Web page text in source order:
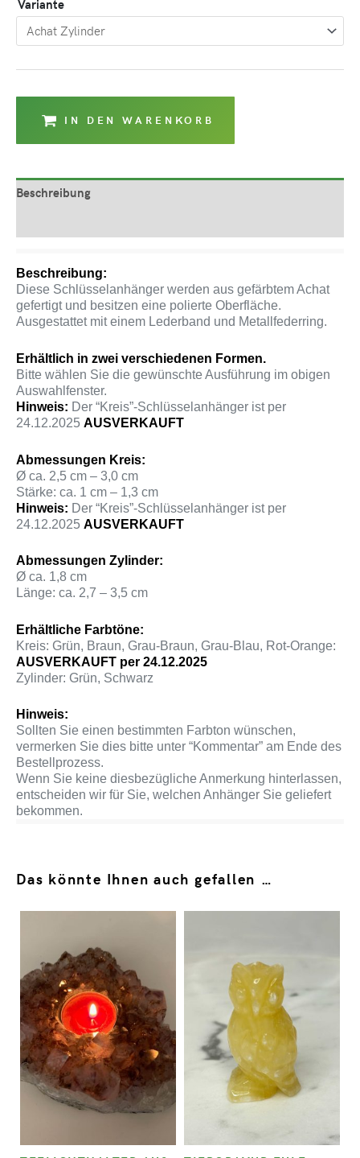
Variante
IN DEN WARENKORB
Beschreibung
Beschreibung:
Diese Schlüsselanhänger werden aus gefärbtem Achat
gefertigt und besitzen eine polierte Oberfläche.
Ausgestattet mit einem Lederband und Metallfederring.
Erhältlich in zwei verschiedenen Formen.
Bitte wählen Sie die gewünschte Ausführung im obigen
Auswahlfenster.
Hinweis: Der “Kreis”-Schlüsselanhänger ist per
24.12.2025 AUSVERKAUFT
Abmessungen Kreis:
Ø ca. 2,5 cm – 3,0 cm
Stärke: ca. 1 cm – 1,3 cm
Hinweis: Der “Kreis”-Schlüsselanhänger ist per
24.12.2025 AUSVERKAUFT
Abmessungen Zylinder:
Ø ca. 1,8 cm
Länge: ca. 2,7 – 3,5 cm
Erhältliche Farbtöne:
Kreis: Grün, Braun, Grau-Braun, Grau-Blau, Rot-Orange:
AUSVERKAUFT per 24.12.2025
Zylinder: Grün, Schwarz
Hinweis:
Sollten Sie einen bestimmten Farbton wünschen,
vermerken Sie dies bitte unter “Kommentar” am Ende des
Bestellprozess.
Wenn Sie keine diesbezügliche Anmerkung hinterlassen,
entscheiden wir für Sie, welchen Anhänger Sie geliefert
bekommen.
Das könnte Ihnen auch gefallen …